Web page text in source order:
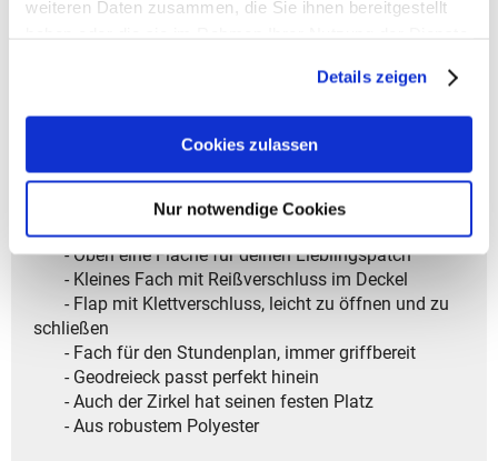
weiteren Daten zusammen, die Sie ihnen bereitgestellt
Details zeigen
Cookies zulassen
Nur notwendige Cookies
- Volumen: ca. 1,5 l
✅ Top-Features auf einen Blick:
- Viel Platz für Stifte und mehr
- Oben eine Fläche für deinen Lieblingspatch
- Kleines Fach mit Reißverschluss im Deckel
- Flap mit Klettverschluss, leicht zu öffnen und zu
schließen
- Fach für den Stundenplan, immer griffbereit
- Geodreieck passt perfekt hinein
- Auch der Zirkel hat seinen festen Platz
- Aus robustem Polyester